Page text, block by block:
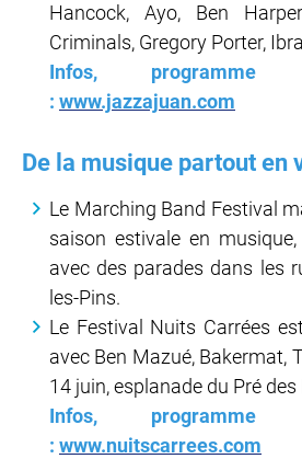
Hancock, Ayo, Ben
Criminals, Gregory Porter,
Infos,
: www.jazzajuan.com
De la musique partout en
Le Marching Band Festival
saison estivale en
avec des parades dans les
les-Pins.
Le Festival Nuits Carrées
avec Ben Mazué, Bakermat,
14 juin, esplanade du Pré des
Infos,
: www.nuitscarrees.com